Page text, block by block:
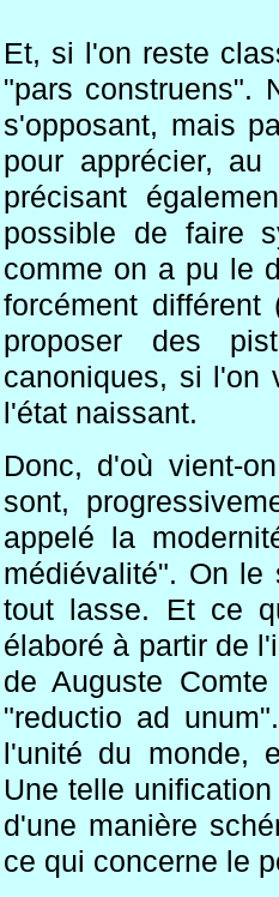
Et, si l'on reste
"pars construens".
s'opposant, mais
pour apprécier,
précisant
possible de faire
comme on a pu le
forcément
proposer des
canoniques, si l'on
l'état naissant.
Donc, d'où vient-
sont,
appelé la
médiévalité". On le
tout lasse. Et ce
élaboré à partir de
de Auguste
"reductio ad
l'unité du monde,
Une telle
d'une manière
ce qui concerne le